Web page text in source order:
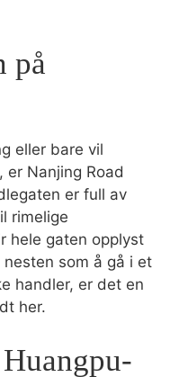
på
eller bare vil
er Nanjing Road
er full av
rimelige
hele gaten opplyst
som å gå i et
handler, er det en
her.